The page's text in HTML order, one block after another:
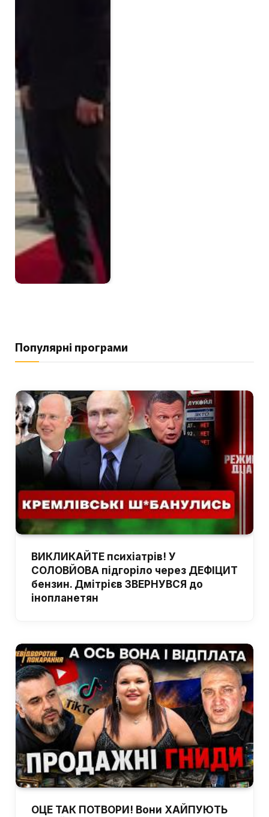
Популярні програми
ВИКЛИКАЙТЕ психіатрів! У
СОЛОВЙОВА підгоріло через ДЕФІЦИТ
бензин. Дмітрієв ЗВЕРНУВСЯ до
інопланетян
ОЦЕ ТАК ПОТВОРИ! Вони ХАЙПУЮТЬ